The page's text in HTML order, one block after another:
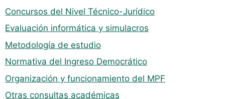
Concursos del Nivel Técnico-Jurídico
Evaluación informática y simulacros
Metodología de estudio
Normativa del Ingreso Democrático
Organización y funcionamiento del MPF
Otras consultas académicas